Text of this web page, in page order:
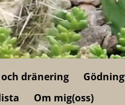
och dränering
Gödning
Om mig(oss)